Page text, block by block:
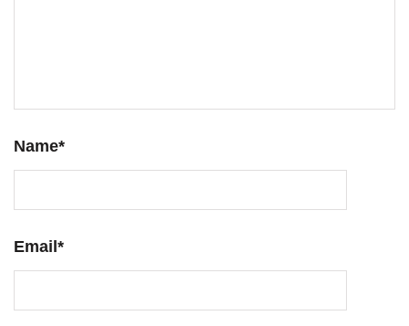
Name*
Email*